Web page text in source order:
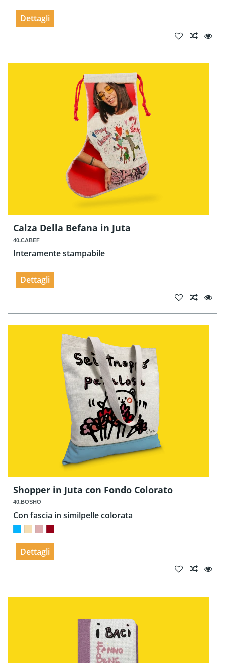
Dettagli
Calza Della Befana in Juta
40.CABEF
Interamente stampabile
Dettagli
Shopper in Juta con Fondo Colorato
40.BOSHO
Con fascia in similpelle colorata
Dettagli